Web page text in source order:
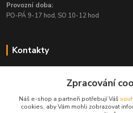
Provozní doba:
PO-PÁ 9-17 hod, SO 10-12 hod
Kontakty
PO-PÁ / 9-17 hod, SO 10-12 hod
info@rapid-autohifi.com
Zpracování
Náš e-shop a partneři potřebují Váš
cookies, aby Vám mohli zobrazovat